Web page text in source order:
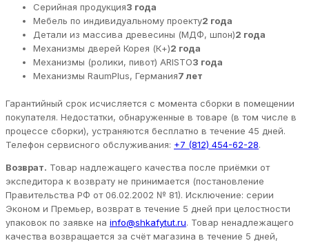
Серийная продукция3 года
Мебель по индивидуальному проекту2 года
Детали из массива древесины (МДФ, шпон)2 года
Механизмы дверей Корея (К+)2 года
Механизмы (ролики, пивот) ARISTO3 года
Механизмы RaumPlus, Германия7 лет
Гарантийный срок исчисляется с момента сборки в помещении
покупателя. Недостатки, обнаруженные в товаре (в том числе в
процессе сборки), устраняются бесплатно в течение 45 дней.
Телефон сервисного обслуживания: +7 (812) 454-62-28.
Возврат. Товар надлежащего качества после приёмки от
экспедитора к возврату не принимается (постановление
Правительства РФ от 06.02.2002 № 81). Исключение: серии
Эконом и Премьер, возврат в течение 5 дней при целостности
упаковок по заявке на info@shkafytut.ru. Товар ненадлежащего
качества возвращается за счёт магазина в течение 5 дней,